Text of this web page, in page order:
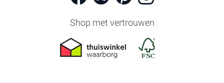
Shop met vertrouwen